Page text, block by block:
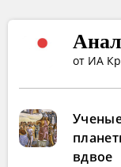
от ИА
вдвое